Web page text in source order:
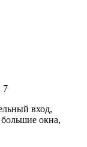
7
вход,
окна,